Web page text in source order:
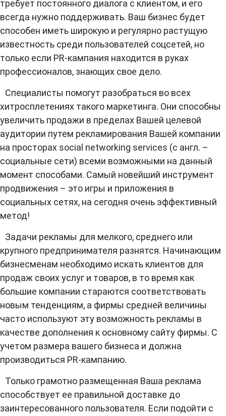
требует постоянного диалога с клиентом, и его
всегда нужно поддерживать. Ваш бизнес будет
способен иметь широкую и регулярно растущую
известность среди пользователей соцсетей, но
только если PR-кампания находится в руках
профессионалов, знающих свое дело.
Специалисты помогут разобраться во всех
хитросплетениях такого маркетинга. Они способны
увеличить продажи в пределах Вашей целевой
аудитории путем рекламирования Вашей компании
на просторах social networking services (с англ. –
социальные сети) всеми возможными на данный
момент способами. Самый новейший инструмент
продвижения – это игры и приложения в
социальных сетях, на сегодня очень эффективный
метод!
Задачи рекламы для мелкого, среднего или
крупного предпринимателя разнятся. Начинающим
бизнесменам необходимо искать клиентов для
продаж своих услуг и товаров, в то время как
большие компании стараются соответствовать
новым тенденциям, а фирмы средней величины
часто используют эту возможность рекламы в
качестве дополнения к основному сайту фирмы. С
учетом размера вашего бизнеса и должна
производиться PR-кампанию.
Только грамотно размещенная Ваша реклама
способствует ее правильной доставке до
заинтересованного пользователя. Если подойти с